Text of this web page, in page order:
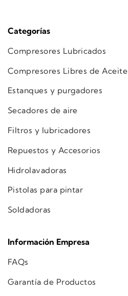
Categorías
Compresores Lubricados
Compresores Libres de Aceite
Estanques y purgadores
Secadores de aire
Filtros y lubricadores
Repuestos y Accesorios
Hidrolavadoras
Pistolas para pintar
Soldadoras
Información Empresa
FAQs
Garantía de Productos